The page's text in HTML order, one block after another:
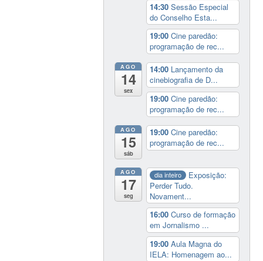
14:30Sessão Especial
do Conselho Esta...
19:00Cine paredão:
programação de rec...
AGO
14
sex
14:00 Lançamento da
cinebiografia de D...
19:00Cine paredão:
programação de rec...
AGO
15
sáb
19:00Cine paredão:
programação de rec...
AGO
17
seg
dia inteiro
Exposição:
Perder Tudo.
Novament...
16:00Curso de formação
em Jornalismo ...
19:00Aula Magna do
IELA: Homenagem ao...